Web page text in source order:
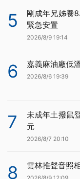
5
剛成年兄姊養
緊急安置
2026/8/9 19:14
6 嘉義麻油廠低
2026/8/6 19:39
7
未成年土撥鼠
元
2026/8/7 20:10
8 雲林推聲音照
2026/8/9 12:09